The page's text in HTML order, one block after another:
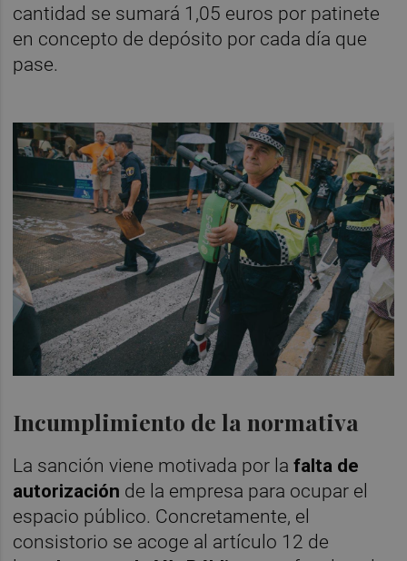
cantidad se sumará 1,05 euros por patinete
en concepto de depósito por cada día que
pase.
Incumplimiento de la normativa
La sanción viene motivada por lafalta de
autorización de la empresa para ocupar el
espacio público. Concretamente, el
consistorio se acoge al artículo 12 de